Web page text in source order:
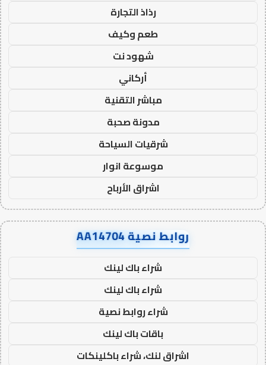
رذاذ التجارة
طعم وكيف
شهود نت
أركاني
مباشر التقنية
مدونة صحبة
شرقيات السياحة
موسوعة انوار
اشراق الأرباح
روابط نصية AA14704
شراء باك لينك
شراء باك لينك
شراء روابط نصية
باقات باك لينك
اشراق لنك، شراء باكلينكات